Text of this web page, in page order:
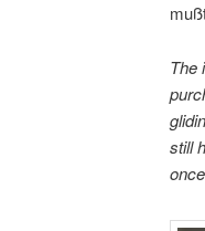
The
still